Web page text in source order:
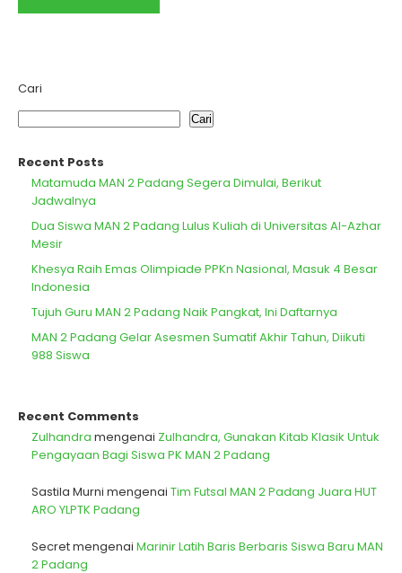
Cari
Cari
Recent Posts
Matamuda MAN 2 Padang Segera Dimulai, Berikut
Jadwalnya
Dua Siswa MAN 2 Padang Lulus Kuliah di Universitas Al-Azhar
Mesir
Khesya Raih Emas Olimpiade PPKn Nasional, Masuk 4 Besar
Indonesia
Tujuh Guru MAN 2 Padang Naik Pangkat, Ini Daftarnya
MAN 2 Padang Gelar Asesmen Sumatif Akhir Tahun, Diikuti
988 Siswa
Recent Comments
Zulhandra mengenai Zulhandra, Gunakan Kitab Klasik Untuk
Pengayaan Bagi Siswa PK MAN 2 Padang
Sastila Murni mengenai Tim Futsal MAN 2 Padang Juara HUT
ARO YLPTK Padang
Secretmengenai Marinir Latih Baris Berbaris Siswa Baru MAN
2 Padang